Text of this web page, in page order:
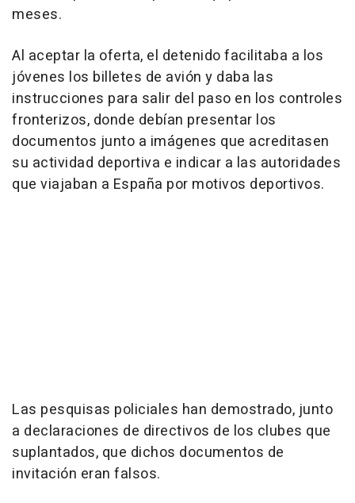
meses.
Al aceptar la oferta, el detenido facilitaba a los
jóvenes los billetes de avión y daba las
instrucciones para salir del paso en los controles
fronterizos, donde debían presentar los
documentos junto a imágenes que acreditasen
su actividad deportiva e indicar a las autoridades
que viajaban a España por motivos deportivos.
Las pesquisas policiales han demostrado, junto
a declaraciones de directivos de los clubes que
suplantados, que dichos documentos de
invitación eran falsos.